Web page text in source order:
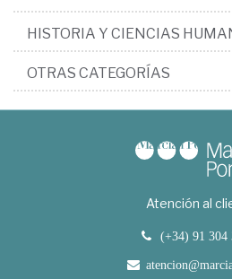
HISTORIA Y CIENCIAS
OTRAS CATEGORÍAS
Atención al
(+34) 91 304